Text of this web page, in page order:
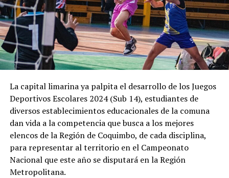
La capital limarina ya palpita el desarrollo de los Juegos
Deportivos Escolares 2024 (Sub 14), estudiantes de
diversos establecimientos educacionales de la comuna
dan vida a la competencia que busca a los mejores
elencos de la Región de Coquimbo, de cada disciplina,
para representar al territorio en el Campeonato
Nacional que este año se disputará en la Región
Metropolitana.